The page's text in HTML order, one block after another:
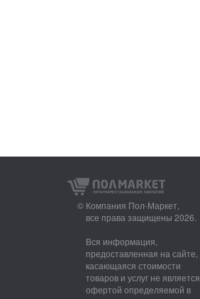
© Компания Пол-Маркет,
все права защищены 2026.
Вся информация,
предоставленная на сайте,
касающаяся стоимости
товаров и услуг не является
офертой определяемой в